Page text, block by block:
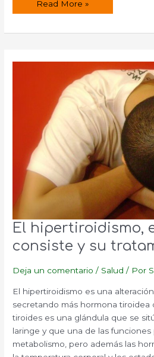
Las
las
Read More »
El hipertiroidismo,
consiste y su
Deja un comentario / Salud / Por
El hipertiroidismo es una
secretando más hormona tiroidea
tiroides es una glándula que se
laringe y que una de las
metabolismo, pero además las